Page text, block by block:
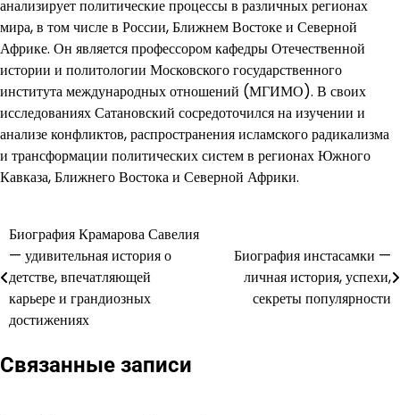
анализирует политические процессы в различных регионах
мира, в том числе в России, Ближнем Востоке и Северной
Африке. Он является профессором кафедры Отечественной
истории и политологии Московского государственного
института международных отношений (МГИМО). В своих
исследованиях Сатановский сосредоточился на изучении и
анализе конфликтов, распространения исламского радикализма
и трансформации политических систем в регионах Южного
Кавказа, Ближнего Востока и Северной Африки.
Навигация
по
записям
Биография Крамарова Савелия
— удивительная история о
детстве, впечатляющей
карьере и грандиозных
достижениях
Биография инстасамки —
личная история, успехи,
секреты популярности
Связанные записи